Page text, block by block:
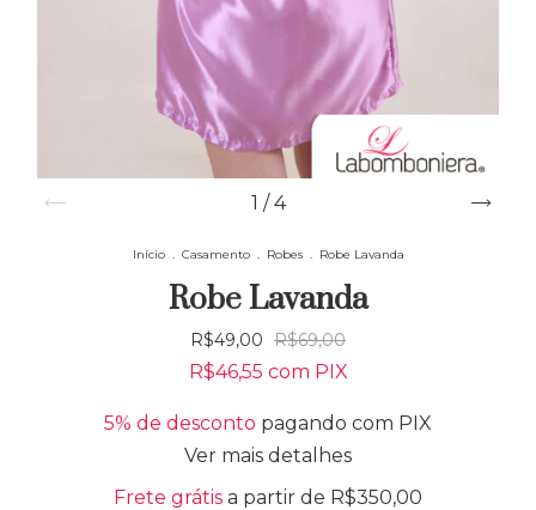
1 /4
Início . Casamento . Robes . Robe Lavanda
Robe Lavanda
R$49,00 R$69,00
R$46,55 com PIX
5% de desconto pagando com PIX
Ver mais detalhes
Frete grátis a partir de R$350,00